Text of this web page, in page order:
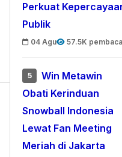
Perkuat
Publik
04 Agu 57.5K pembaca
5
Win Metawin
Obati Kerinduan
Snowball Indonesia
Lewat Fan Meeting
Meriah di Jakarta